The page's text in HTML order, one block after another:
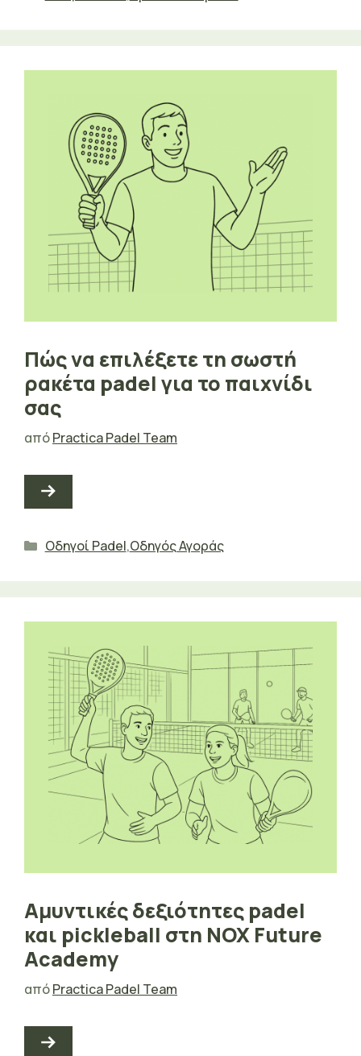
Πώς να επιλέξετε τη σωστή
ρακέτα padel για το παιχνίδι
σας
απόPractica Padel Team
Κατηγορίες
Οδηγοί Padel,Οδηγός Αγοράς
Αμυντικές δεξιότητες padel
και pickleball στη NOX Future
Academy
απόPractica Padel Team